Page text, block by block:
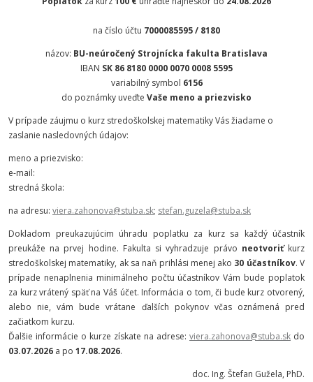
na číslo účtu 7000085595 / 8180
názov: BU-neúročený Strojnícka fakulta Bratislava
IBAN SK 86 8180 0000 0070 0008 5595
variabilný symbol 6156
do poznámky uveďte Vaše meno a priezvisko
V prípade záujmu o kurz stredoškolskej matematiky Vás žiadame o
zaslanie nasledovných údajov:
meno a priezvisko:
e-mail:
stredná škola:
na adresu: viera.zahonova@stuba.sk; stefan.guzela@stuba.sk
Dokladom preukazujúcim úhradu poplatku za kurz sa každý účastník
preukáže na prvej hodine. Fakulta si vyhradzuje právo neotvoriťkurz
stredoškolskej matematiky, ak sa naň prihlási menej ako 30 účastníkov. V
prípade nenaplnenia minimálneho počtu účastníkov Vám bude poplatok
za kurz vrátený späť na Váš účet. Informácia o tom, či bude kurz otvorený,
alebo nie, vám bude vrátane ďalších pokynov včas oznámená pred
začiatkom kurzu.
Ďalšie informácie o kurze získate na adrese: viera.zahonova@stuba.sk do
03.07.2026 a po 17.08.2026.
doc. Ing. Štefan Gužela, PhD.